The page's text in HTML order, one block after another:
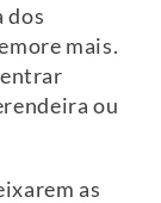
dos
mais.
ou
as